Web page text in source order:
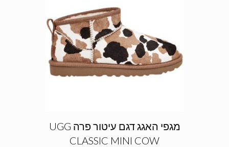
מגפי האגג דגם עיטור פרה UGG
CLASSIC MINI COW